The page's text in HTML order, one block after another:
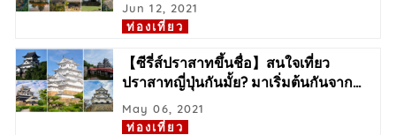
ท่องเที่ยว
Jun 12, 2021
【ซีรี่ส์ปราสาทขึ้นชื่อ】สนใจเที่ยว
ปราสาทญี่ปุ่นกันมั้ย? มาเริ่มต้นกันจาก…
ท่องเที่ยว
May 06, 2021